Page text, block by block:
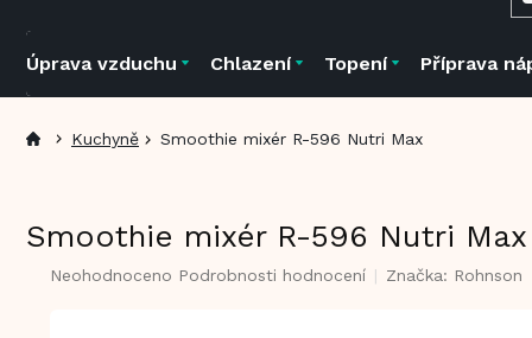
Úprava vzduchu Chlazení Topení Příprava
Kuchyně Smoothie mixér R-596 Nutri Max
Smoothie mixér R-596 Nutri Max
Průměrné
Neohodnoceno Podrobnosti hodnocení Značka: Rohnson